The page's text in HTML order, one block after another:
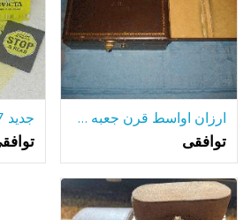
ارزان اواسط قرن جعبه طلا و جواهر
توافقی